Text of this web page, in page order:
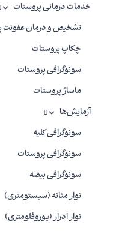
خدمات درمانی پروستات
تشخیص و درمان عفونت
چکاپ پروستات
سونوگرافی پروستات
ماساژ پروستات
آزمایش‌ها
سونوگرافی کلیه
سونوگرافی پروستات
سونوگرافی بیضه
نوار مثانه (سیستومتری)
نوار ادرار (یوروفلومتری)
برداشتن پوست اضافی
بخیه‌زنی برای تثبیت بافت
کوچک کردن دهانۀ واژن
واژینوپلاستی برای ترمیم
بدو تولد همراه شخص
ایجاد یک واژن کارآمد
برداشتن بافت‌های اضافی یا
جلوگیری از انباشته شدن